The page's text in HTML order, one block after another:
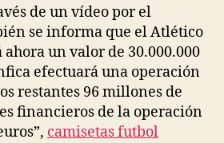
de un vídeo por el
se informa que el Atlético
un valor de 30.000.000
efectuará una operación
restantes 96 millones de
financieros de la operación
camisetas futbol